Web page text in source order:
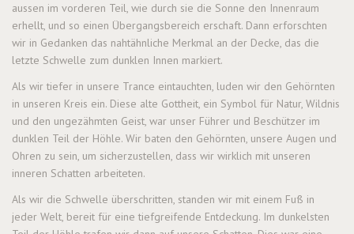
aussen im vorderen Teil, wie durch sie die Sonne den Innenraum
erhellt, und so einen Übergangsbereich erschaft. Dann erforschten
wir in Gedanken das nahtähnliche Merkmal an der Decke, das die
letzte Schwelle zum dunklen Innen markiert.
Als wir tiefer in unsere Trance eintauchten, luden wir den Gehörnten
in unseren Kreis ein. Diese alte Gottheit, ein Symbol für Natur, Wildnis
und den ungezähmten Geist, war unser Führer und Beschützer im
dunklen Teil der Höhle. Wir baten den Gehörnten, unsere Augen und
Ohren zu sein, um sicherzustellen, dass wir wirklich mit unseren
inneren Schatten arbeiteten.
Als wir die Schwelle überschritten, standen wir mit einem Fuß in
jeder Welt, bereit für eine tiefgreifende Entdeckung. Im dunkelsten